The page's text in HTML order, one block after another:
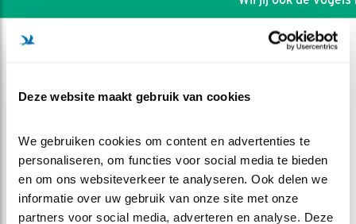
Deze website maakt gebruik van cookies
We gebruiken cookies om content en advertenties te
personaliseren, om functies voor social media te bieden
en om ons websiteverkeer te analyseren. Ook delen we
informatie over uw gebruik van onze site met onze
partners voor social media, adverteren en analyse. Deze